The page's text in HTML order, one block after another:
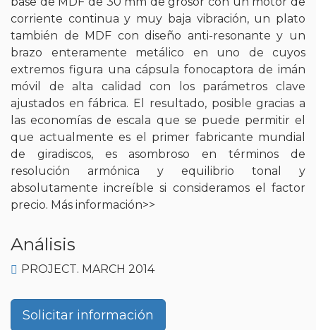
corriente continua y muy baja vibración, un plato
también de MDF con diseño anti-resonante y un
brazo enteramente metálico en uno de cuyos
extremos figura una cápsula fonocaptora de imán
móvil de alta calidad con los parámetros clave
ajustados en fábrica. El resultado, posible gracias a
las economías de escala que se puede permitir el
que actualmente es el primer fabricante mundial
de giradiscos, es asombroso en términos de
resolución armónica y equilibrio tonal y
absolutamente increíble si consideramos el factor
precio. Más información>>
Análisis
PROJECT. MARCH 2014
Solicitar información